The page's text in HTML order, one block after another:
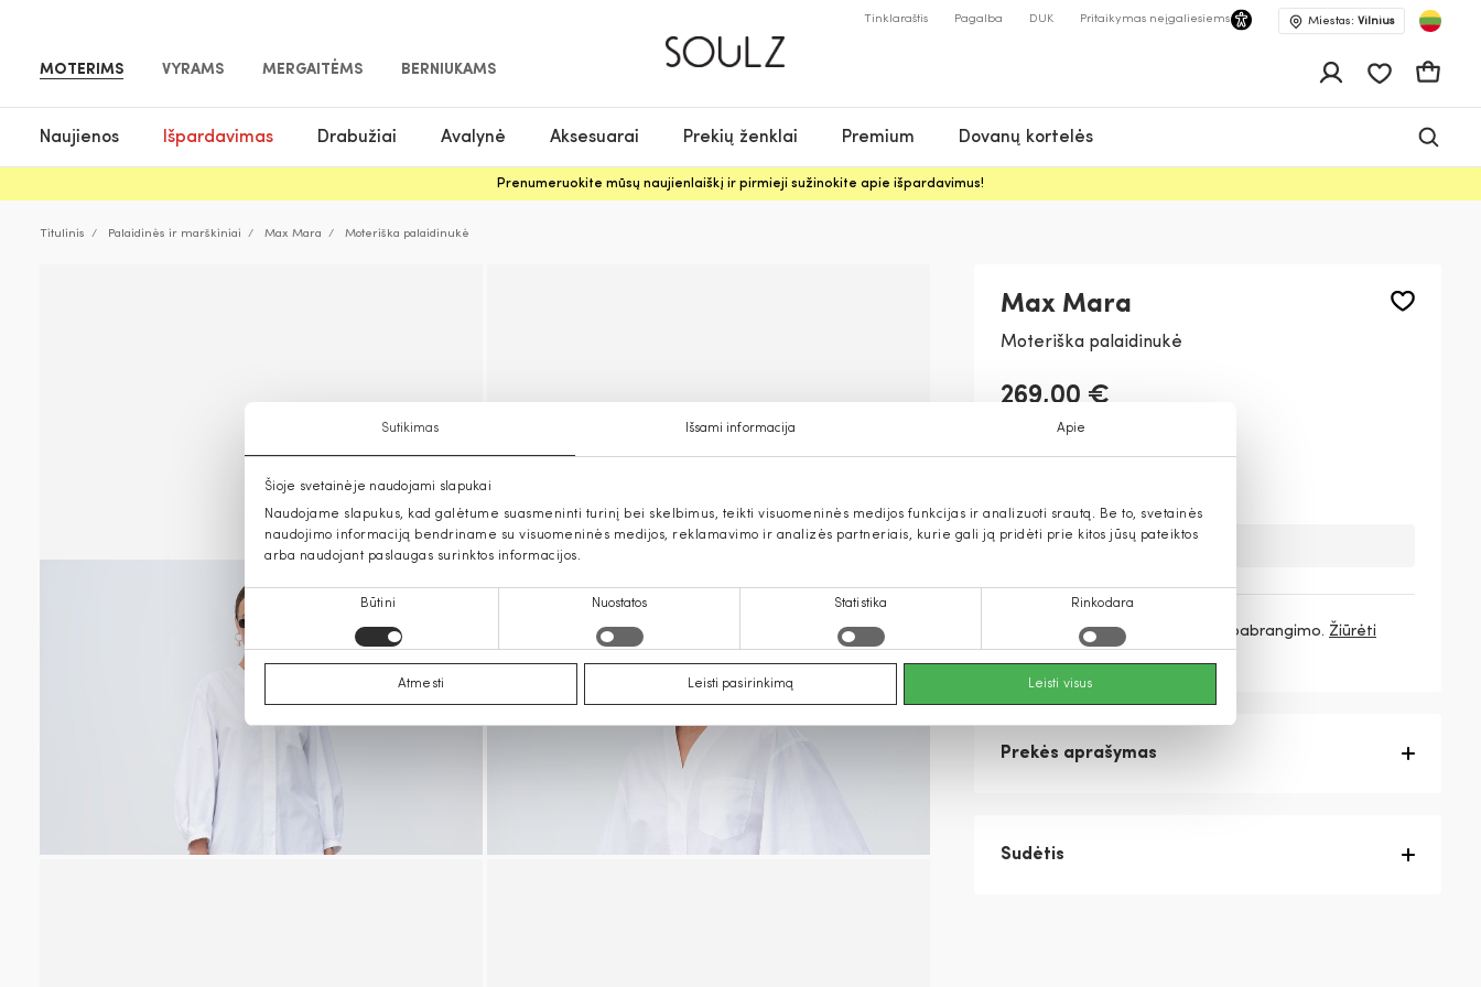
Sutikimas Išsami informacija Apie
Šioje svetainėje naudojami slapukai
Naudojame slapukus, kad galėtume suasmeninti turinį bei skelbimus, teikti visuomeninės medijos funkcijas ir analizuoti srautą. Be to, svetainės
naudojimo informaciją bendriname su visuomeninės medijos, reklamavimo ir analizės partneriais, kurie gali ją pridėti prie kitos jūsų pateiktos
arba naudojant paslaugas surinktos informacijos.
Sutikimo
pasirinkimas
Būtini Nuostatos Statistika Rinkodara
Atmesti Leisti pasirinkimą Leisti visus
MOTERIMS VYRAMS MERGAITĖMS BERNIUKAMS
Tinklaraštis Pagalba DUK Pritaikymas neįgaliesiems Miestas: Vilnius
Pageidavimų
Naujienos Išpardavimas Drabužiai Avalynė Aksesuarai Prekių ženklai Premium Dovanų kortelės
Prenumeruokite mūsų naujienlaiškį ir pirmieji sužinokite apie išpardavimus!
Titulinis Palaidinės ir marškiniai Max Mara Moteriška palaidinukė
Max Mara
Moteriška palaidinukė
269,00 €
Deja, šios prekės nebeturime.
3 mokėjimai89,67 € / mėn. be pabrangimo. Žiūrėti
daugiau
Prekės aprašymas
Sudėtis